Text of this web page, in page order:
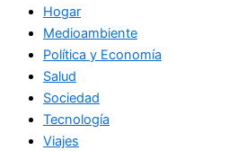
Hogar
Medioambiente
Política y Economía
Salud
Sociedad
Tecnología
Viajes